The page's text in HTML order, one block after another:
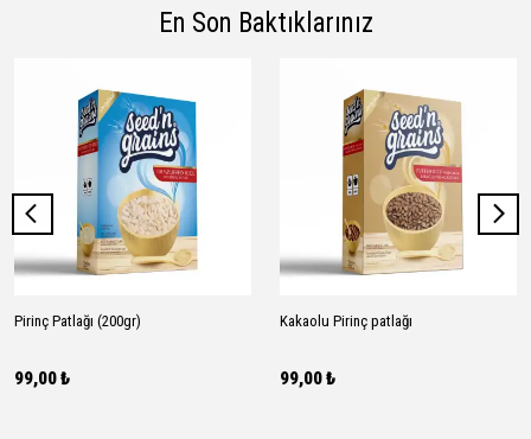
En Son Baktıklarınız
Pirinç Patlağı (200gr)
99,00 ₺
Kakaolu Pirinç patlağı
99,00 ₺